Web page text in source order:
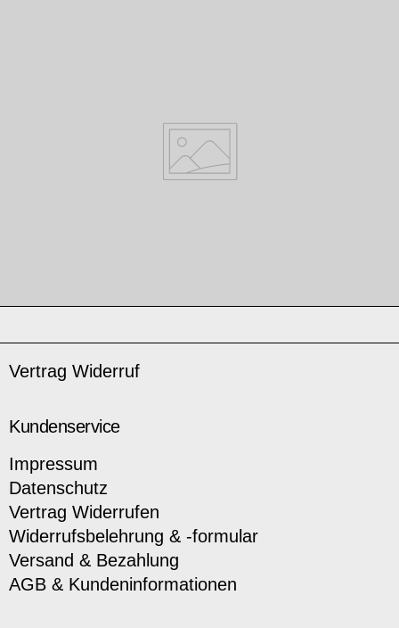
Vertrag Widerruf
Kundenservice
Impressum
Datenschutz
Vertrag Widerrufen
Widerrufsbelehrung & -formular
Versand & Bezahlung
AGB & Kundeninformationen